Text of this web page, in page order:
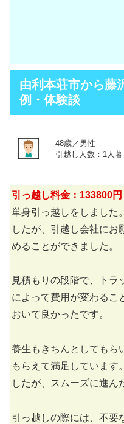
由利本荘市から藤
例・体験談
48歳／男性
引越し人数：1人暮
引っ越し料金：133800円
単身引っ越しをしました
したが、引越し会社にお
めることができました。
見積もりの段階で、トラ
によって費用が変わるこ
おいて良かったです。
養生もきちんとしてもら
もらえて満足しています
したが、スムーズに進ん
引っ越しの際には、不要